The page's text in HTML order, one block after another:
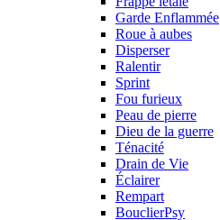
Garde Enflammée
Roue à aubes
Disperser
Ralentir
Sprint
Fou furieux
Peau de pierre
Dieu de la guerre
Ténacité
Drain de Vie
Éclairer
Rempart
BouclierPsy